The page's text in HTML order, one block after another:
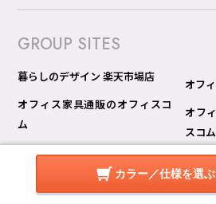
カラー／仕様を選ぶ
GROUP SITES
暮らしのデザイン 楽天市場店
オフィス家具通販のオフィスコ
ム
オフィスコム 楽天市場店
オフィスコム Yahoo!ショッピン
グ店
オフ
オフ
スコム
オフ